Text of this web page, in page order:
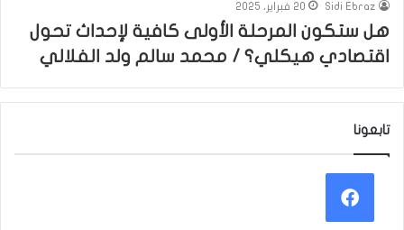
Sidi Ebraz 20 فبراير، 2025
هل ستكون المرحلة الأولى كافية لإحداث تحول
اقتصادي هيكلي؟ / محمد سالم ولد الفلالي
تابعونا